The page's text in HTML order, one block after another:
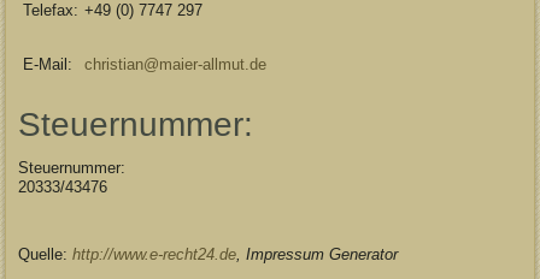
Telefax: +49 (0) 7747 297
E-Mail: christian@maier-allmut.de
Steuernummer:
Steuernummer:
20333/43476
Quelle:http://www.e-recht24.de, Impressum Generator